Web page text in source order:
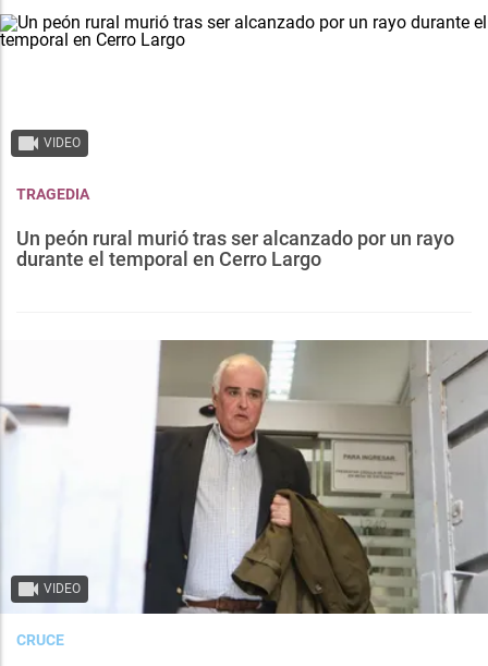
VIDEO
TRAGEDIA
Un peón rural murió tras ser alcanzado por un rayo
durante el temporal en Cerro Largo
VIDEO
CRUCE